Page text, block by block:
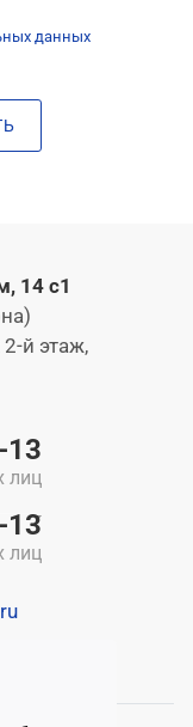
данных
14 с1
2-й этаж,
13
лиц
13
лиц